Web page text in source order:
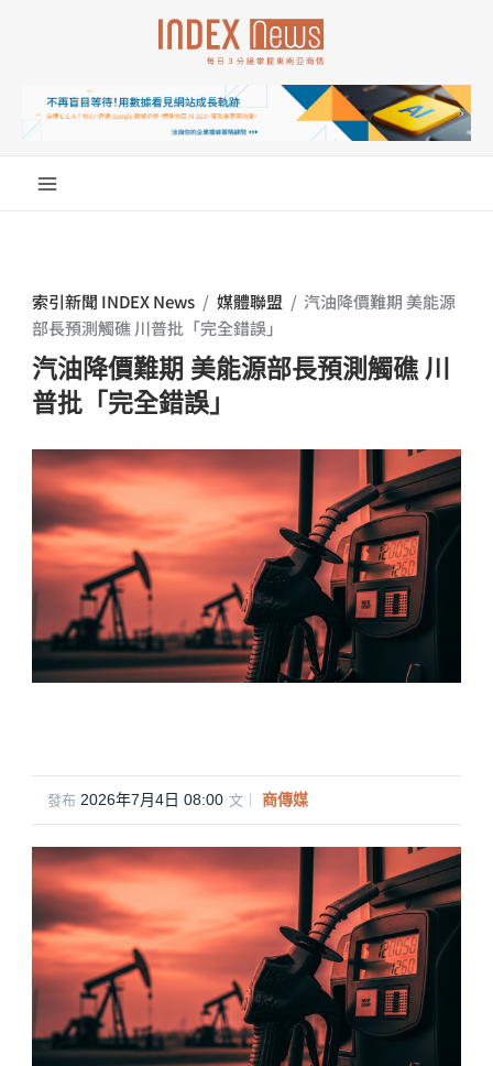
索引新聞 INDEX News / 媒體聯盟 / 汽油降價難期 美能源
部長預測觸礁 川普批「完全錯誤」
汽油降價難期 美能源部長預測觸礁 川
普批「完全錯誤」
發布 2026年7月4日 08:00·文｜ 商傳媒